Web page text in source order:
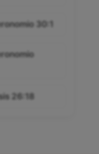
30:1
26:18